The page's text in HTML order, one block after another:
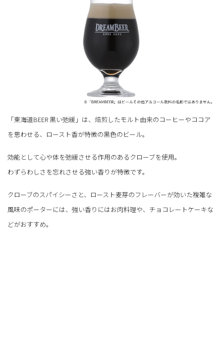
「東海道BEER 黒い弛緩」は、焙煎したモルト由来のコーヒーやココア
を思わせる、ロースト香が特徴の黒色のビール。
効能として心や体を弛緩させる作用のあるクローブを使用。
わずらわしさを忘れさせる強い香りが特徴です。
クローブのスパイシーさと、ロースト麦芽のフレーバーが効いた複雑な
風味のポーターには、強い香りにはお肉料理や、チョコレートケーキな
どがおすすめ。